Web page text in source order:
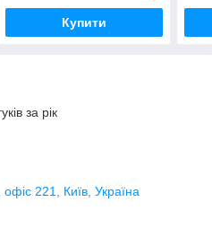
Купити
за рік
221, Київ, Україна